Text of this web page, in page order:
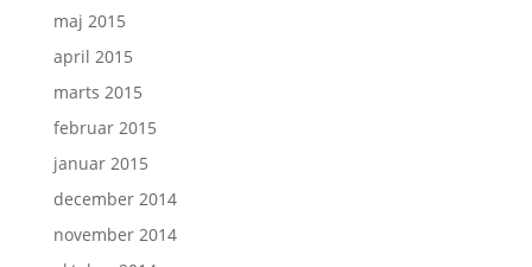
maj 2015
april 2015
marts 2015
februar 2015
januar 2015
december 2014
november 2014